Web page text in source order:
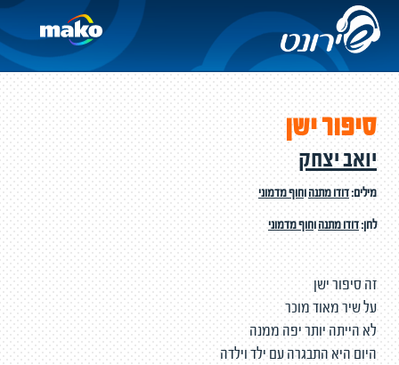
סיפור ישן
יואב יצחק
מילים:דודו מתנהוחוף מדמוני
לחן:דודו מתנהוחוף מדמוני
זה סיפור ישן
על שיר מאוד מוכר
לא הייתה יותר יפה ממנה
היום היא התבגרה עם ילד וילדה